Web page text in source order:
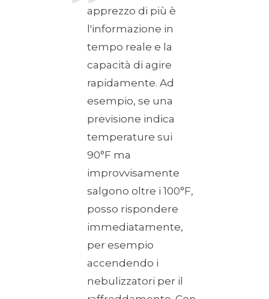
apprezzo di più è
l'informazione in
tempo reale e la
capacità di agire
rapidamente. Ad
esempio, se una
previsione indica
temperature sui
90°F ma
improvvisamente
salgono oltre i 100°F,
posso rispondere
immediatamente,
per esempio
accendendo i
nebulizzatori per il